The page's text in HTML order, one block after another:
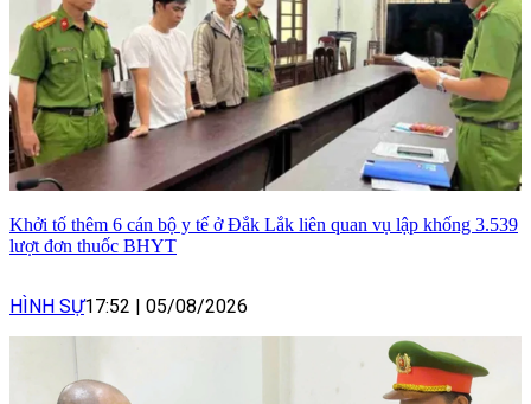
Khởi tố thêm 6 cán bộ y tế ở Đắk Lắk liên quan vụ lập khống 3.539
lượt đơn thuốc BHYT
HÌNH SỰ17:52 05/08/2026